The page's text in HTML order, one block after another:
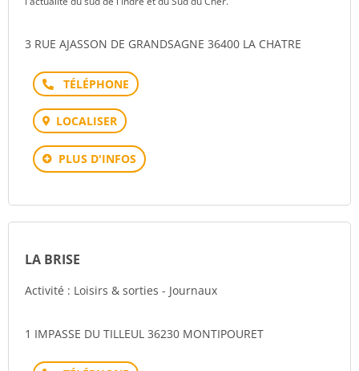
3 RUE AJASSON DE GRANDSAGNE 36400 LA CHATRE
Téléphone
LOCALISER
PLUS D'INFOS
LA BRISE
Activité : Loisirs & sorties - Journaux
1 IMPASSE DU TILLEUL 36230 MONTIPOURET